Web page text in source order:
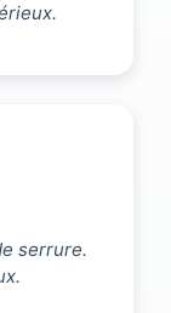
serrure.